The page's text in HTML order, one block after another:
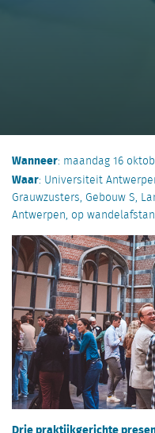
Wanneer: maandag 16
Waar: Universiteit
Grauwzusters, Gebouw S,
Antwerpen, op
Drie praktijkgerichte